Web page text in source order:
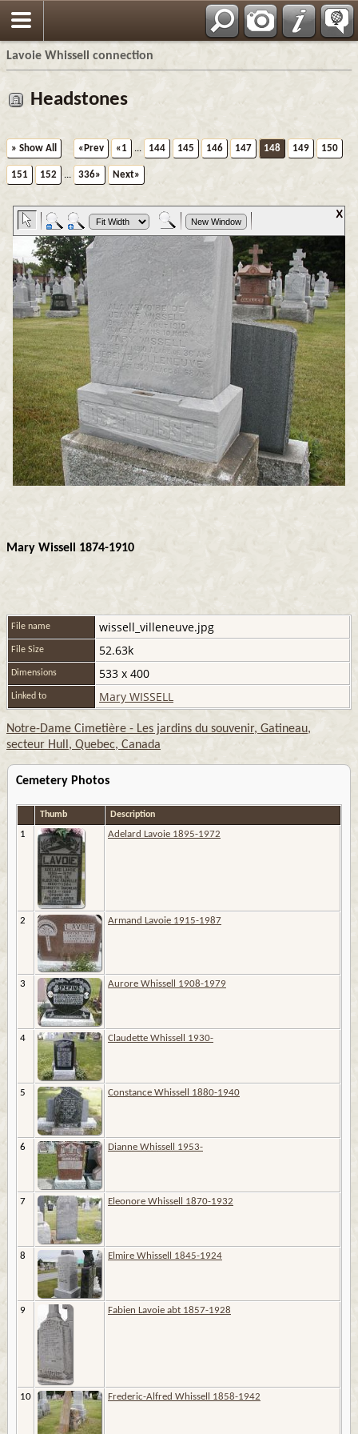
Lavoie Whissell connection
Headstones
» Show All «Prev «1 ... 144 145 146 147 148 149 150
151 152 ... 336» Next»
Mary Wissell 1874-1910
File name wissell_villeneuve.jpg
File Size 52.63k
Dimensions 533 x 400
Linked to Mary WISSELL
Notre-Dame Cimetière - Les jardins du souvenir, Gatineau,
secteur Hull, Quebec, Canada
Cemetery Photos
Thumb Description
1 Adelard Lavoie 1895-1972
2 Armand Lavoie 1915-1987
3 Aurore Whissell 1908-1979
4 Claudette Whissell 1930-
5 Constance Whissell 1880-1940
6 Dianne Whissell 1953-
7 Eleonore Whissell 1870-1932
8 Elmire Whissell 1845-1924
9 Fabien Lavoie abt 1857-1928
10 Frederic-Alfred Whissell 1858-1942